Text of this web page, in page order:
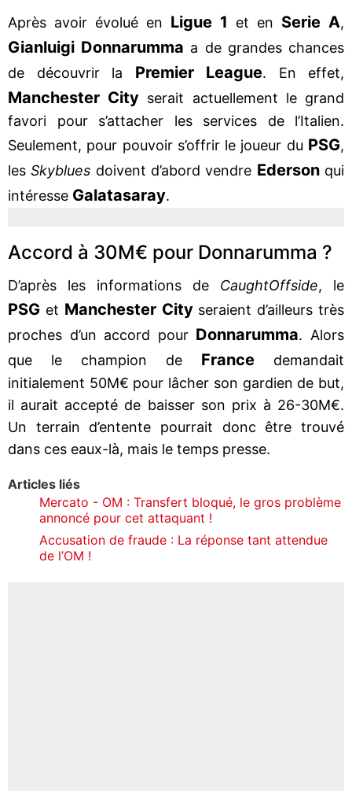
Après avoir évolué en Ligue 1 et en Serie A,
Gianluigi Donnarumma a de grandes chances
de découvrir la Premier League. En effet,
Manchester City serait actuellement le grand
favori pour s’attacher les services de l’Italien.
Seulement, pour pouvoir s’offrir le joueur du PSG,
lesSkyblues doivent d’abord vendre Edersonqui
intéresse Galatasaray.
Accord à 30M€ pour Donnarumma ?
D’après les informations de CaughtOffside, le
PSG et Manchester City seraient d’ailleurs très
proches d’un accord pour Donnarumma. Alors
que le champion de France demandait
initialement 50M€ pour lâcher son gardien de but,
il aurait accepté de baisser son prix à 26-30M€.
Un terrain d’entente pourrait donc être trouvé
dans ces eaux-là, mais le temps presse.
Articles liés
Mercato - OM : Transfert bloqué, le gros problème
annoncé pour cet attaquant !
Accusation de fraude : La réponse tant attendue
de l’OM !